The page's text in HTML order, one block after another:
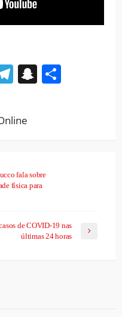
Telegram
Snapchat
fala sobre
física para
de COVID-19 nas
últimas 24 horas